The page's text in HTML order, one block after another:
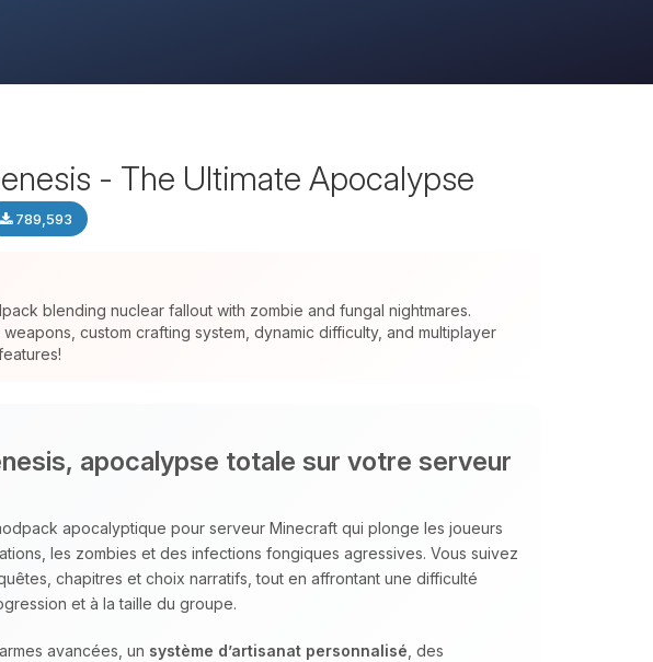
- The Ultimate Apocalypse
789,593
blending nuclear fallout with zombie and fungal nightmares.
custom crafting system, dynamic difficulty, and multiplayer
apocalypse totale sur votre serveur
apocalyptique pour serveur Minecraft qui plonge les joueurs
les zombies et des infections fongiques agressives. Vous suivez
chapitres et choix narratifs, tout en affrontant une difficulté
et à la taille du groupe.
avancées, un système d’artisanat personnalisé , des